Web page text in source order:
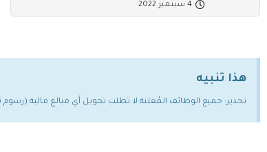
4 سبتمبر 2022
هذا تنبيه
تحذير: جميع الوظائف المُعلنة لا تطلب تحويل أي مبالغ مالية